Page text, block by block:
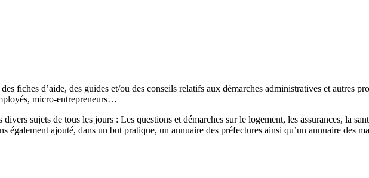
fiches d’aide, des guides et/ou des conseils relatifs aux démarches administratives et autres
micro-entrepreneurs…
sujets de tous les jours : Les questions et démarches sur le logement, les assurances, la
également ajouté, dans un but pratique, un annuaire des préfectures ainsi qu’un annuaire des